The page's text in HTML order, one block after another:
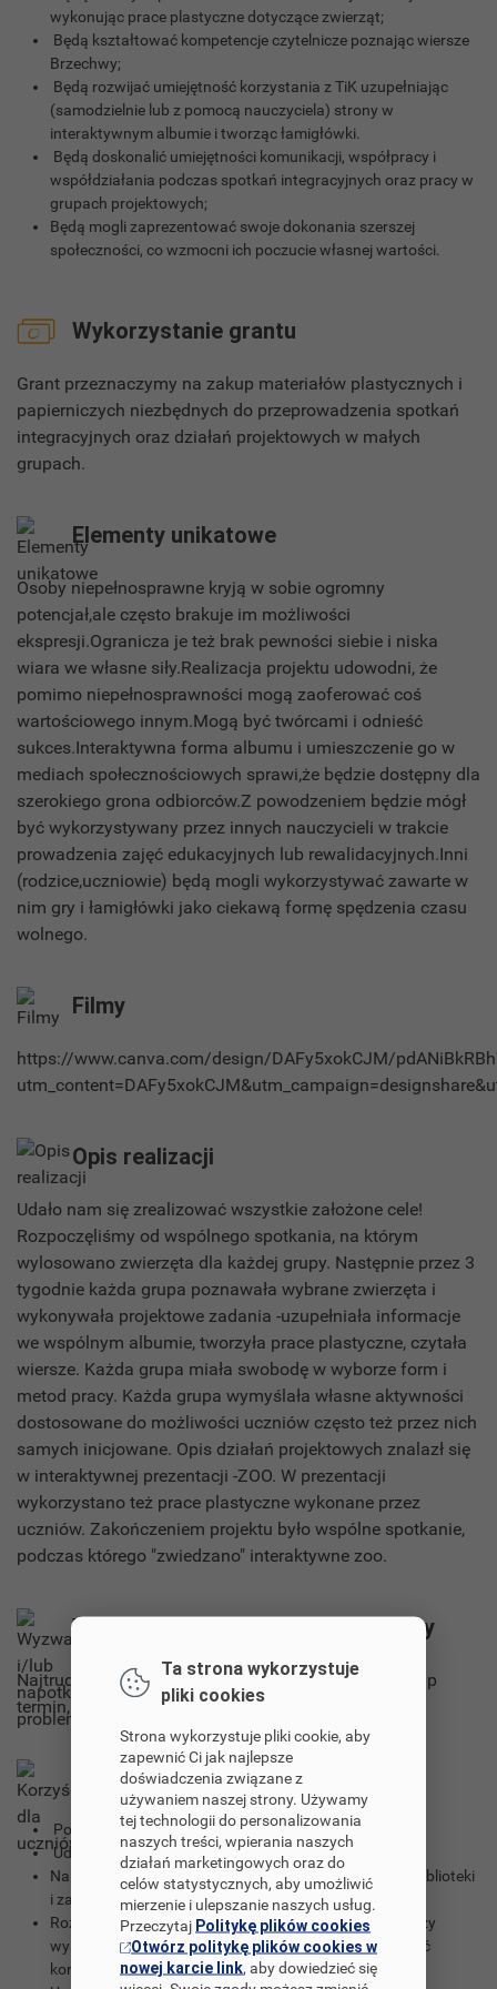
wykonując prace plastyczne dotyczące zwierząt;
Będą kształtować kompetencje czytelnicze poznając wiersze
Brzechwy;
Będą rozwijać umiejętność korzystania z TiK uzupełniając
(samodzielnie lub z pomocą nauczyciela) strony w
interaktywnym albumie i tworząc łamigłówki.
Będą doskonalić umiejętności komunikacji, współpracy i
współdziałania podczas spotkań integracyjnych oraz pracy w
grupach projektowych;
Będą mogli zaprezentować swoje dokonania szerszej
społeczności, co wzmocni ich poczucie własnej wartości.
Wykorzystanie grantu
Grant przeznaczymy na zakup materiałów plastycznych i
papierniczych niezbędnych do przeprowadzenia spotkań
integracyjnych oraz działań projektowych w małych
grupach.
Elementy unikatowe
Osoby niepełnosprawne kryją w sobie ogromny
potencjał,ale często brakuje im możliwości
ekspresji.Ogranicza je też brak pewności siebie i niska
wiara we własne siły.Realizacja projektu udowodni, że
pomimo niepełnosprawności mogą zaoferować coś
wartościowego innym.Mogą być twórcami i odnieść
sukces.Interaktywna forma albumu i umieszczenie go w
mediach społecznościowych sprawi,że będzie dostępny dla
szerokiego grona odbiorców.Z powodzeniem będzie mógł
być wykorzystywany przez innych nauczycieli w trakcie
prowadzenia zajęć edukacyjnych lub rewalidacyjnych.Inni
(rodzice,uczniowie) będą mogli wykorzystywać zawarte w
nim gry i łamigłówki jako ciekawą formę spędzenia czasu
wolnego.
Filmy
https://www.canva.com/design/DAFy5xokCJM/
Opis realizacji
Udało nam się zrealizować wszystkie założone cele!
Rozpoczęliśmy od wspólnego spotkania, na którym
wylosowano zwierzęta dla każdej grupy. Następnie przez 3
tygodnie każda grupa poznawała wybrane zwierzęta i
wykonywała projektowe zadania -uzupełniała informacje
we wspólnym albumie, tworzyła prace plastyczne, czytała
wiersze. Każda grupa miała swobodę w wyborze form i
metod pracy. Każda grupa wymyślała własne aktywności
dostosowane do możliwości uczniów często też przez nich
samych inicjowane. Opis działań projektowych znalazł się
w interaktywnej prezentacji -ZOO. W prezentacji
wykorzystano też prace plastyczne wykonane przez
uczniów. Zakończeniem projektu było wspólne spotkanie,
podczas którego "zwiedzano" interaktywne zoo.
Wyzwania i/lub napotkane problemy
Najtrudniej było znaleźć dogodny dla wszystkich grup
termin, by zorganizować wspólne spotkania.
Korzyści dla uczniów
Poszerzyli swoją wiedzę o wybranych zwierzętach.
Udoskonalili umiejętność czytania i pisania.
Nabyli wiedzę i umiejętności dotyczące korzystania z biblioteki
i zachowania się w takim miejscu.
Rozwinęli umiejętność korzystania z różnych źródeł przy
wyszukiwaniu potrzebnych informacji oraz umiejętność
korzystania z TiK.
Ta strona wykorzystuje
pliki cookies
Strona wykorzystuje pliki cookie, aby
zapewnić Ci jak najlepsze
doświadczenia związane z
używaniem naszej strony. Używamy
tej technologii do personalizowania
naszych treści, wpierania naszych
działań marketingowych oraz do
celów statystycznych, aby umożliwić
mierzenie i ulepszanie naszych usług.
Przeczytaj Politykę plików cookies
Otwórz politykę plików cookies w
nowej karcie link, aby dowiedzieć się